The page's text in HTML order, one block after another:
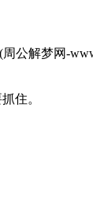
解梦网-
住。